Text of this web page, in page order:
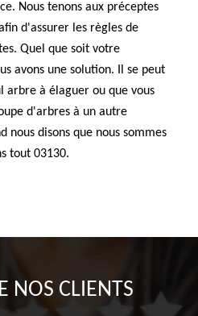
Nous tenons aux préceptes
d'assurer les règles de
Quel que soit votre
avons une solution. Il se peut
arbre à élaguer ou que vous
d'arbres à un autre
nous disons que nous sommes
tout 03130.
NOS CLIENTS